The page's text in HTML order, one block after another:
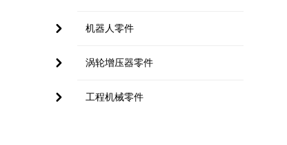
机器人零件
涡轮增压器零件
工程机械零件
낑
낑
낑